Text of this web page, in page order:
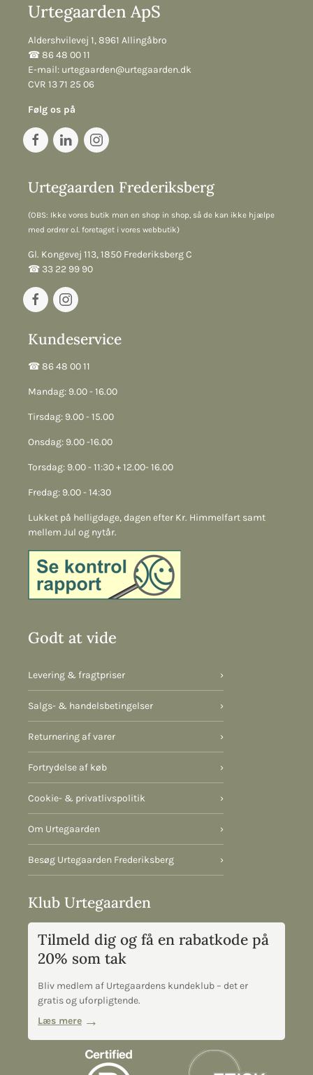
Urtegaarden ApS
Aldershvilevej 1, 8961 Allingåbro
☎︎ 86 48 00 11
E-mail: urtegaarden@urtegaarden.dk
CVR 13 71 25 06
Følg os på
Urtegaarden Frederiksberg
(OBS: Ikke vores butik men en shop in shop, så de kan ikke hjælpe
med ordrer o.l. foretaget i vores webbutik)
Gl. Kongevej 113, 1850 Frederiksberg C
☎︎ 33 22 99 90
Kundeservice
☎︎ 86 48 00 11
Mandag: 9.00 - 16.00
Tirsdag: 9.00 - 15.00
Onsdag: 9.00 -16.00
Torsdag: 9.00 - 11:30 + 12.00- 16.00
Fredag: 9.00 - 14:30
Lukket på helligdage, dagen efter Kr. Himmelfart samt
mellem Jul og nytår.
Godt at vide
Levering & fragtpriser ›
Salgs- & handelsbetingelser ›
Returnering af varer ›
Fortrydelse af køb ›
Cookie- & privatlivspolitik ›
Om Urtegaarden ›
Besøg Urtegaarden Frederiksberg ›
Klub Urtegaarden
Tilmeld dig og få en rabatkode på
20% som tak
Bliv medlem af Urtegaardens kundeklub – det er
gratis og uforpligtende.
Læs mere